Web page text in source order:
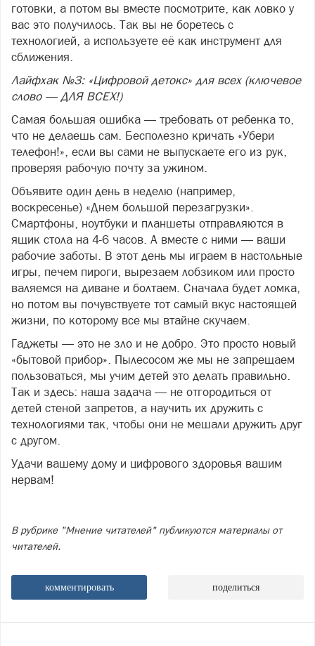
готовки, а потом вы вместе посмотрите, как ловко у
вас это получилось. Так вы не боретесь с
технологией, а используете её как инструмент для
сближения.
Лайфхак №3: «Цифровой детокс» для всех (ключевое
слово — ДЛЯ ВСЕХ!)
Самая большая ошибка — требовать от ребенка то,
что не делаешь сам. Бесполезно кричать «Убери
телефон!», если вы сами не выпускаете его из рук,
проверяя рабочую почту за ужином.
Объявите один день в неделю (например,
воскресенье) «Днем большой перезагрузки».
Смартфоны, ноутбуки и планшеты отправляются в
ящик стола на 4-6 часов. А вместе с ними — ваши
рабочие заботы. В этот день мы играем в настольные
игры, печем пироги, вырезаем лобзиком или просто
валяемся на диване и болтаем. Сначала будет ломка,
но потом вы почувствуете тот самый вкус настоящей
жизни, по которому все мы втайне скучаем.
Гаджеты — это не зло и не добро. Это просто новый
«бытовой прибор». Пылесосом же мы не запрещаем
пользоваться, мы учим детей это делать правильно.
Так и здесь: наша задача — не отгородиться от
детей стеной запретов, а научить их дружить с
технологиями так, чтобы они не мешали дружить друг
с другом.
Удачи вашему дому и цифрового здоровья вашим
нервам!
В рубрике "Мнение читателей" публикуются материалы от
читателей.
комментировать поделиться